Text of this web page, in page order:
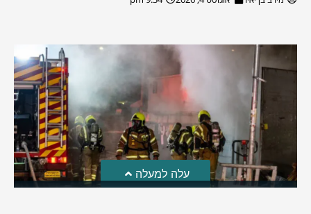
חקירת השריפה בסופר: הילדים שיחקו באש והציתו את
עלה למעלה